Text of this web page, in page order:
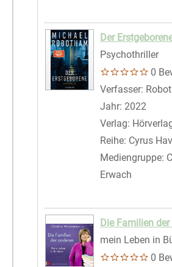
Der
Psychothriller
0
Verfasser:
Jahr: 2022
Verlag:
Reihe: Cyrus
Mediengruppe:
Erwach
Die Familien
mein Leben in
0